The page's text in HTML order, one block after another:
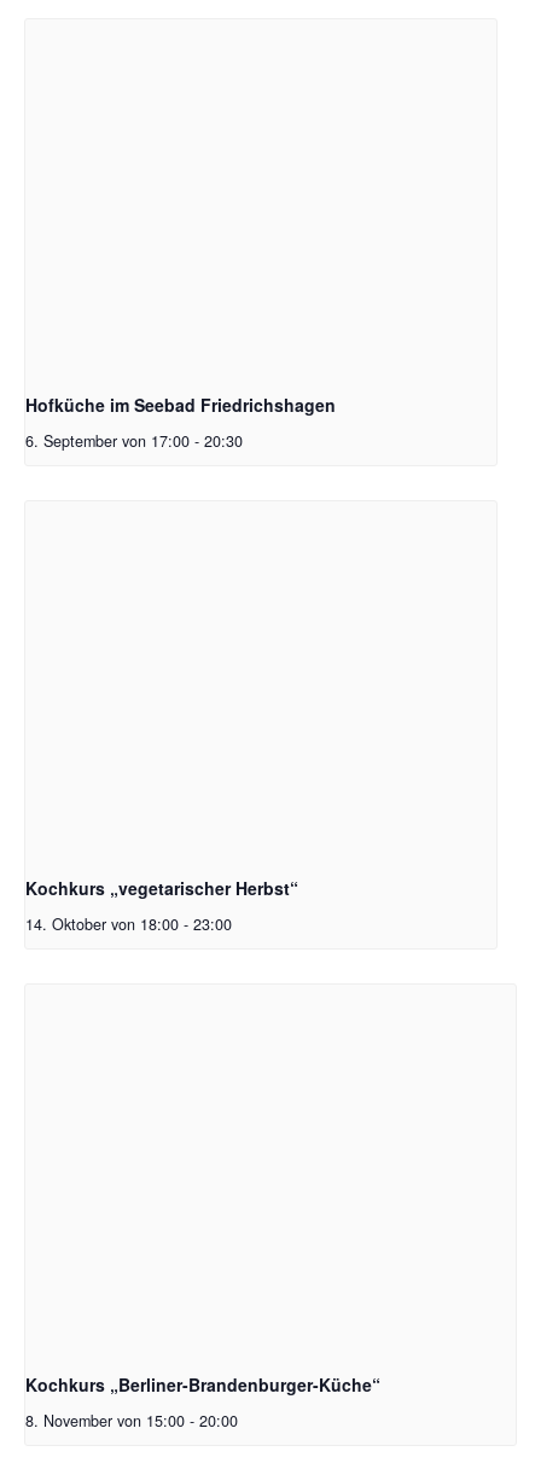
Hofküche im Seebad Friedrichshagen
6. September von 17:00 - 20:30
Kochkurs „vegetarischer Herbst“
14. Oktober von 18:00 - 23:00
Kochkurs „Berliner-Brandenburger-Küche“
8. November von 15:00 - 20:00